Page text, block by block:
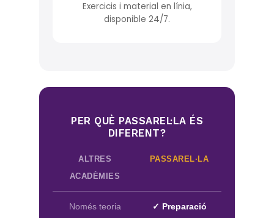
Exercicis i material en línia,
disponible 24/7.
PER QUÈ PASSAREL·LA ÉS
DIFERENT?
ALTRES
ACADÈMIES
PASSAREL·LA
Només teoria ✓ Preparació